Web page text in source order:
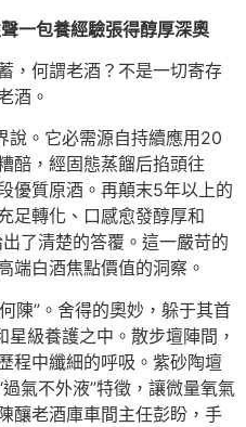
一包養經驗張得醇厚深奧
，何謂老酒？不是一切寄存
酒。
說。它必需源自持續應用20
醅，經固態蒸餾后掐頭往
優質原酒。再顛末5年以上的
足轉化、口感愈發醇厚和
了清楚的答覆。這一嚴苛的
端白酒焦點價值的洞察。
陳”。舍得的奧妙，躲于其首
星級養護之中。散步壇陣間，
程中纖細的呼吸。紫砂陶壇
氣不外液”特徵，讓微量氧氣
釀老酒庫車間主任彭盼，手